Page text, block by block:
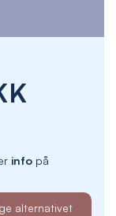
info på
alternativet